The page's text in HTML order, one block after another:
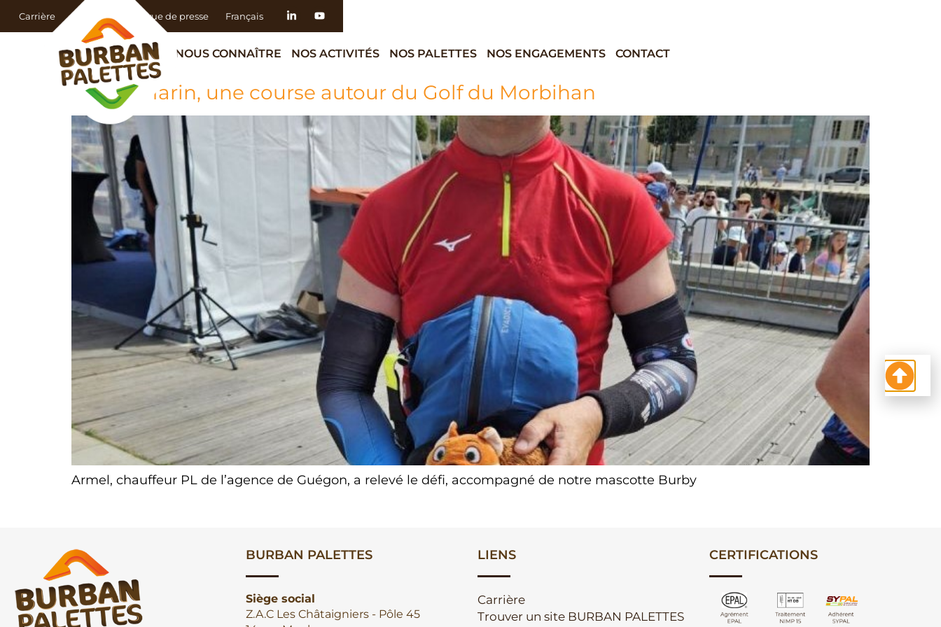
Carrière Actualités Revue de presse Français
NOUS CONNAÎTRE NOS ACTIVITÉS NOS PALETTES NOS ENGAGEMENTS CONTACT
L’Ultra Marin, une course autour du Golf du Morbihan
Armel, chauffeur PL de l’agence de Guégon, a relevé le défi, accompagné de notre mascotte Burby
BURBAN PALETTES
Siège social
Z.A.C Les Châtaigniers - Pôle 45
LIENS
Carrière
Trouver un site BURBAN PALETTES
CERTIFICATIONS